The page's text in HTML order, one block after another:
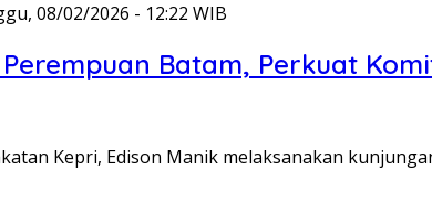
08/02/2026 - 12:22 WIB
Batam, Perkuat
Kepri, Edison Manik melaksanakan